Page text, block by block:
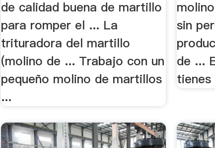
de calidad buena de martillo
para romper el ... La
trituradora del martillo
(molino de ... Trabajo con un
pequeño molino de martillos
...
sin
de ...
tienes